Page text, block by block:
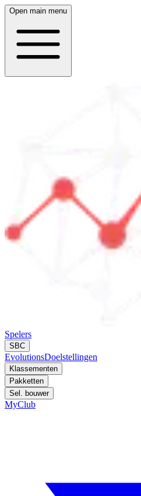
Open main menu
Spelers
SBC
EvolutionsDoelstellingen
Klassementen
Pakketten
Sel. bouwer
MyClub